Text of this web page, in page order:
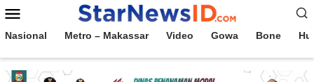
Mobile
Nasional Metro – Makassar Video Gowa Bone